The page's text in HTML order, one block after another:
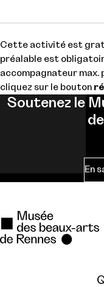
Cette activité est
préalable est
accompagnateur max.
cliquez sur le bouton
Soutenez le
En